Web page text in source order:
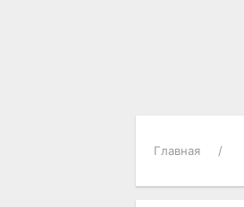
Главная